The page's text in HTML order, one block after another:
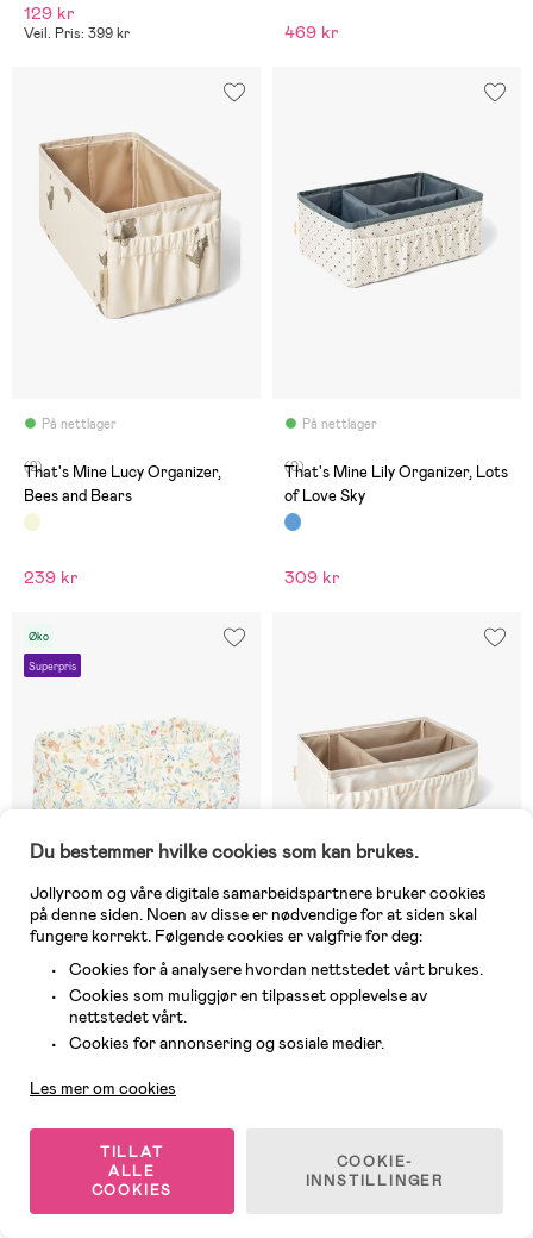
129 kr
Veil. Pris: 399 kr 469 kr
På nettlager
(2)
That's Mine Lucy Organizer,
Bees and Bears
239 kr
På nettlager
(0)
That's Mine Lily Organizer, Lots
of Love Sky
309 kr
Øko
Superpris
5 IGJEN
Little Dutch Forest Wonders
Oppbevaringskurv L, Multi
249 kr
Veil. Pris: 349 kr
På nettlager
Light Creme
Siste sjanse
Du bestemmer hvilke cookies som kan brukes.
Jollyroom og våre digitale samarbeidspartnere bruker cookies
på denne siden. Noen av disse er nødvendige for at siden skal
fungere korrekt. Følgende cookies er valgfrie for deg:
Cookies for å analysere hvordan nettstedet vårt brukes.
Cookies som muliggjør en tilpasset opplevelse av
nettstedet vårt.
Cookies for annonsering og sosiale medier.
Les mer om cookies
TILLAT
ALLE
COOKIES
COOKIE-
INNSTILLINGER